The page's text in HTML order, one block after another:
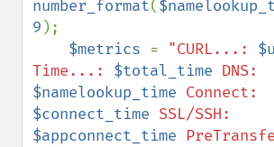
number_format(
9 );
$metrics = "CURL...:
Time...: $total_time
$namelookup_time
$connect_time
$appconnect_time